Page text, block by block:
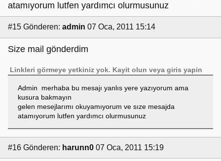
atamıyorum lutfen yardımcı olurmusunuz
#15 Gönderen: admin 07 Oca, 2011 15:14
Size mail gönderdim
Linkleri görmeye yetkiniz yok. Kayit olun veyagiris yapin
Admin merhaba bu mesajı yanlıs yere yazıyorum ama
kusura bakmayın
gelen mesejlarımı okuyamıyorum ve sıze mesajda
atamıyorum lutfen yardımcı olurmusunuz
#16 Gönderen: harunn0 07 Oca, 2011 15:19